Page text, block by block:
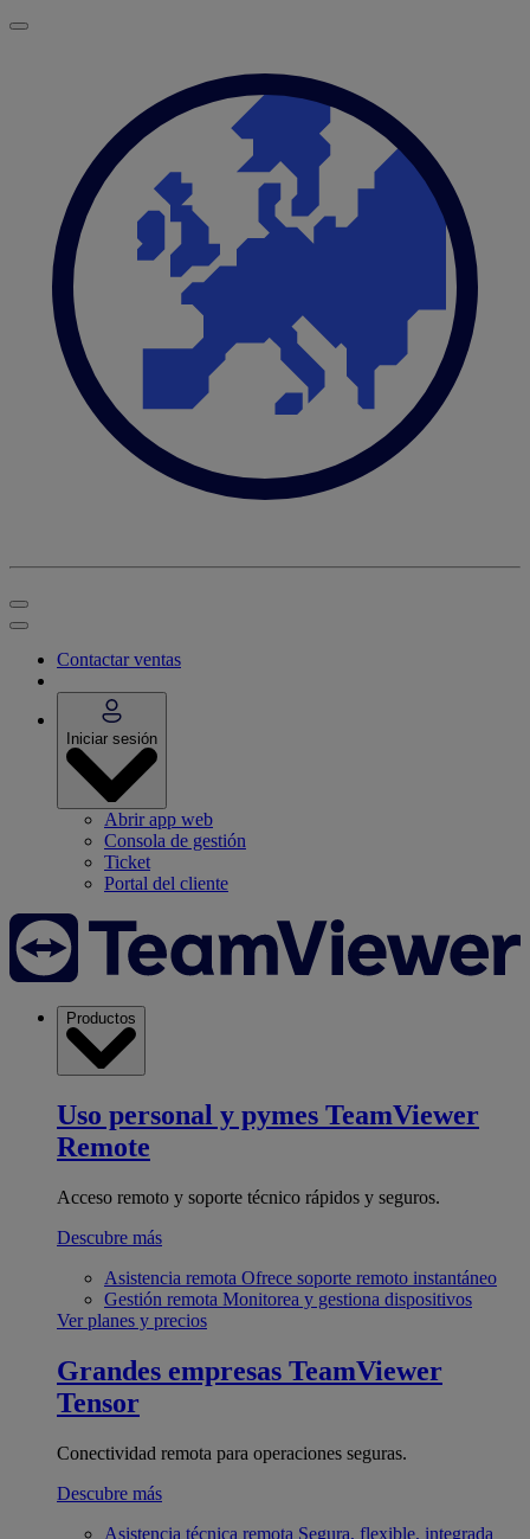
Contactar ventas
Iniciar sesión
Abrir app web
Consola de gestión
Ticket
Portal del cliente
Productos
Uso personal y pymes TeamViewer
Remote
Acceso remoto y soporte técnico rápidos y seguros.
Descubre más
Asistencia remota Ofrece soporte remoto instantáneo
Gestión remota Monitorea y gestiona dispositivos
Ver planes y precios
Grandes empresas TeamViewer
Tensor
Conectividad remota para operaciones seguras.
Descubre más
Asistencia técnica remota Segura, flexible, integrada